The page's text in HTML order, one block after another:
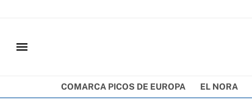
menu
COMARCA PICOS DE EUROPA EL NORA